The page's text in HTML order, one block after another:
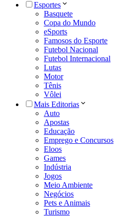
Esportes
Basquete
Copa do Mundo
eSports
Famosos do Esporte
Futebol Nacional
Futebol Internacional
Lutas
Motor
Tênis
Vôlei
Mais Editorias
Auto
Apostas
Educação
Emprego e Concursos
Eloos
Games
Indústria
Jogos
Meio Ambiente
Negócios
Pets e Animais
Turismo